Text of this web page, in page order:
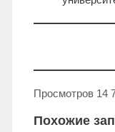
Просмотров 14
Похожие